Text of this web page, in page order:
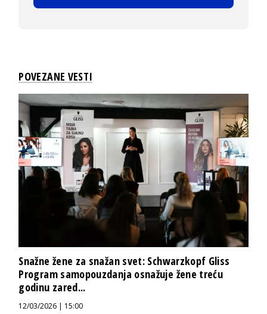
POVEZANE VESTI
Snažne žene za snažan svet: Schwarzkopf Gliss
Program samopouzdanja osnažuje žene treću
godinu zared...
12/03/2026 | 15:00